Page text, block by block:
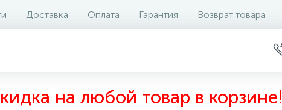
Доставка Оплата Гарантия Возврат товара
на любой товар в корзине!
на складе Отзывы 0